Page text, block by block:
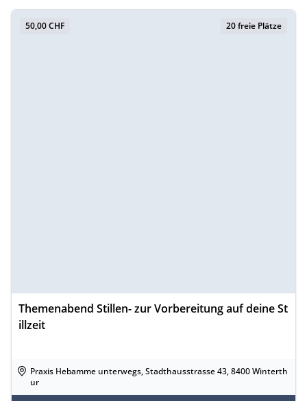
50,00 CHF 20 freie Plätze
Themenabend Stillen- zur Vorbereitung auf deine St
illzeit
Praxis Hebamme unterwegs, Stadthausstrasse 43, 8400 Winterth
ur